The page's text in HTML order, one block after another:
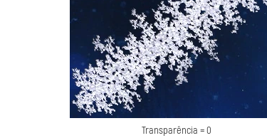
Transparência = 0